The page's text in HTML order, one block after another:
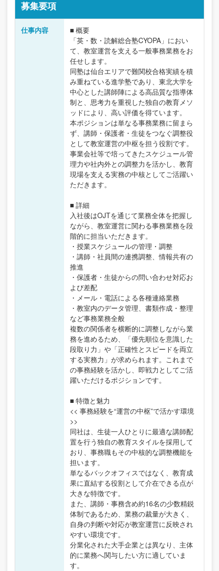
募集要項
仕事内容
■ 概要
「英・数・読解総合塾CYOPA」におい
て、教室運営を支える一般事務業務をお
任せします。
同塾は仙台エリアで難関校合格実績を積
み重ねている進学塾であり、東北大学を
中心とした講師陣による高品質な指導体
制と、思考力を重視した独自の教育メソ
ッドにより、高い評価を得ています。
本ポジションは単なる事務業務に留まら
ず、講師・保護者・生徒をつなぐ調整役
として教室運営の中枢を担う役割です。
事業会社等で培ってきたスケジュール管
理力や社内外との調整力を活かし、教育
現場を支える実務の中核としてご活躍い
ただきます。
■ 詳細
入社後はOJTを通じて業務全体を把握し
ながら、教室運営に関わる事務業務を段
階的に担当いただきます。
・授業スケジュールの管理・調整
・講師・社員間の連携調整、情報共有の
推進
・保護者・生徒からの問い合わせ対応お
よび差配
・メール・電話による各種連絡業務
・教室内のデータ管理、書類作成・整理
など事務業務全般
複数の関係者を横断的に調整しながら業
務を進めるため、「優先順位を意識した
段取り力」や「正確性とスピードを両立
する実務力」が求められます。これまで
の事務経験を活かし、即戦力としてご活
躍いただけるポジションです。
■ 特徴と魅力
<< 事務経験を“運営の中枢”で活かす環境
>>
同社は、生徒一人ひとりに最適な講師配
置を行う独自の教育スタイルを採用して
おり、事務職もその中核的な調整機能を
担います。
単なるバックオフィスではなく、教育成
果に直結する役割として介在できる点が
大きな特徴です。
また、講師・事務含め約16名の少数精鋭
体制であるため、業務の裁量が大きく、
自身の判断や対応が教室運営に反映され
やすい環境です。
分業化された大手企業とは異なり、主体
的に業務へ関与したい方に適していま
す。